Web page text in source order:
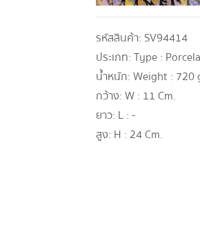
รหัสสินค้า: SV94414
ประเภท:Type :
น้ำหนัก:Weight : 720
กว้าง:W : 11 Cm.
ยาว: L : -
สูง: H : 24 Cm.